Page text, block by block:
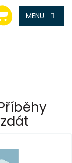
NÁKUPNÍ
KOŠÍK